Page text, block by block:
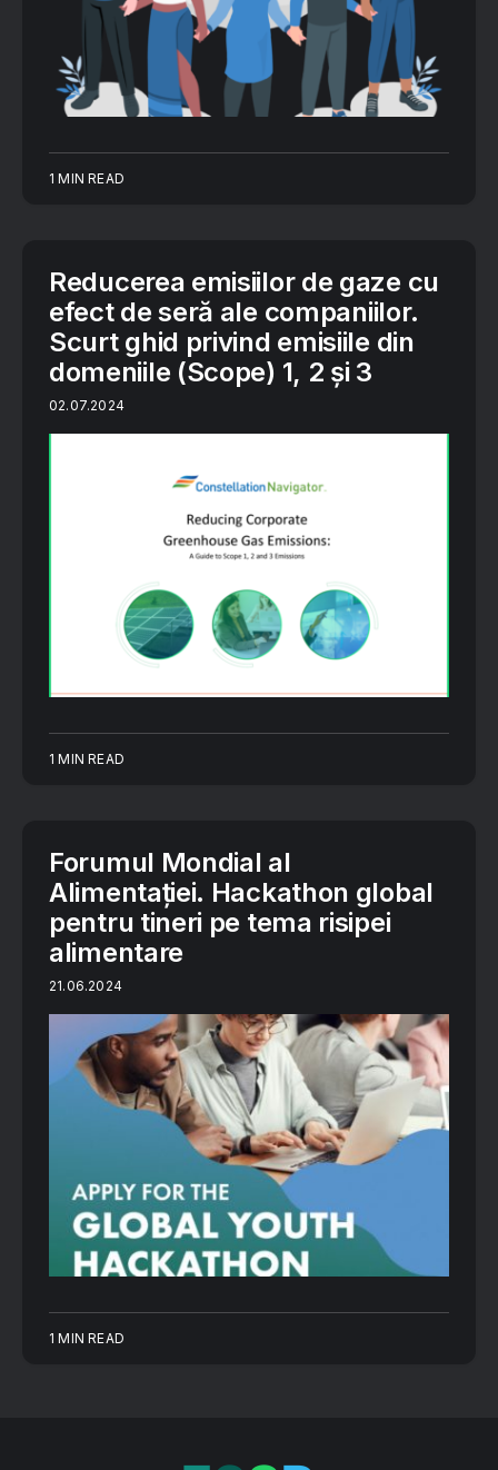
1 MIN READ
Reducerea emisiilor de gaze cu
efect de seră ale companiilor.
Scurt ghid privind emisiile din
domeniile (Scope) 1, 2 și 3
02.07.2024
1 MIN READ
Forumul Mondial al
Alimentației. Hackathon global
pentru tineri pe tema risipei
alimentare
21.06.2024
1 MIN READ